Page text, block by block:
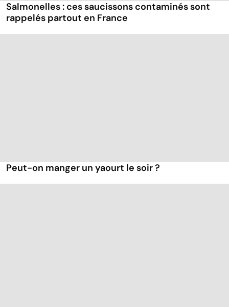
Salmonelles : ces saucissons contaminés sont
rappelés partout en France
Peut-on manger un yaourt le soir ?